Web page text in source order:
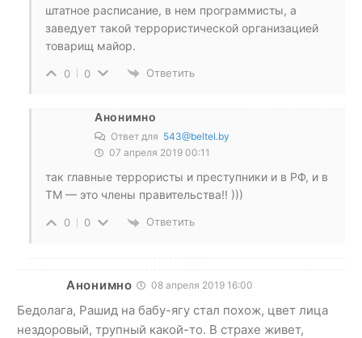
штатное расписание, в нем программисты, а
заведует такой террористической организацией
товарищ майор.
0 0 Ответить
Анонимно
Ответ для 543@beltel.by
07 апреля 2019 00:11
так главные террористы и преступники и в РФ, и в
ТМ — это члены правительства!! )))
0 0 Ответить
Анонимно 08 апреля 2019 16:00
Бедолага, Рашид на бабу-ягу стал похож, цвет лица
нездоровый, трупный какой-то. В страхе живет,